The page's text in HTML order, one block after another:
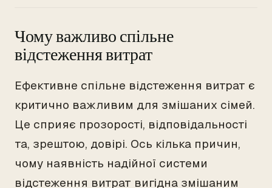
Чому важливо спільне
відстеження витрат
Ефективне спільне відстеження витрат є
критично важливим для змішаних сімей.
Це сприяє прозорості, відповідальності
та, зрештою, довірі. Ось кілька причин,
чому наявність надійної системи
відстеження витрат вигідна змішаним